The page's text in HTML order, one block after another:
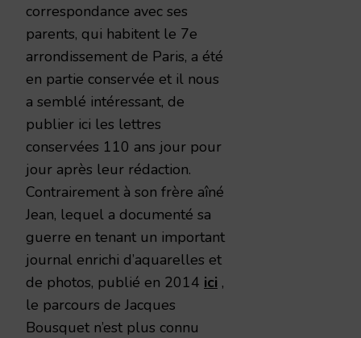
correspondance avec ses
parents, qui habitent le 7e
arrondissement de Paris, a été
en partie conservée et il nous
a semblé intéressant, de
publier ici les lettres
conservées 110 ans jour pour
jour après leur rédaction.
Contrairement à son frère aîné
Jean, lequel a documenté sa
guerre en tenant un important
journal enrichi d’aquarelles et
de photos, publié en 2014 ici ,
le parcours de Jacques
Bousquet n’est plus connu